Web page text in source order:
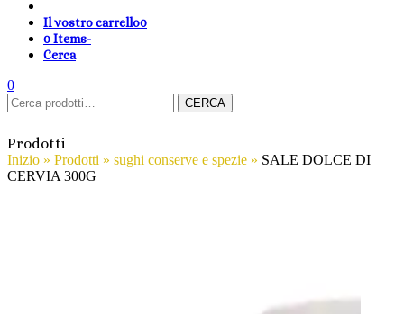
Il vostro carrello0
0 Items-
Cerca
0shopping-
basket
Area
Clienti
search
cambia
lingua
Carrello
Cerca: CERCA
Prodotti
Inizio » Prodotti » sughi conserve e spezie » SALE DOLCE DI
CERVIA 300G